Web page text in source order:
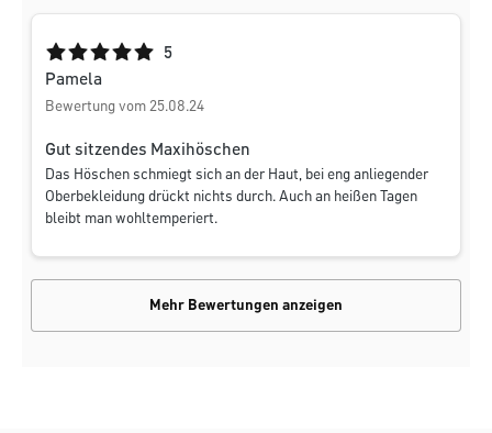
Durchschnittliche Bewertung von 5 von 5 Sternen
5
Pamela
Bewertung vom 25.08.24
Gut sitzendes Maxihöschen
Das Höschen schmiegt sich an der Haut, bei eng anliegender
Oberbekleidung drückt nichts durch. Auch an heißen Tagen
bleibt man wohltemperiert.
Mehr Bewertungen anzeigen